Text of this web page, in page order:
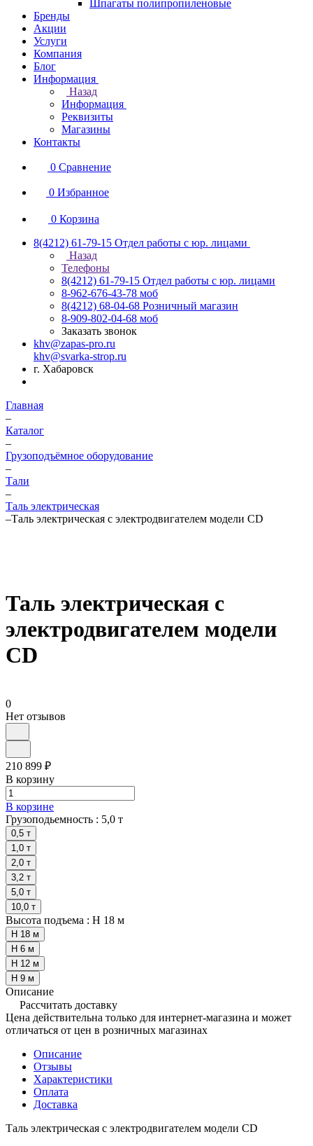
Шпагаты полипропиленовые
Бренды
Акции
Услуги
Компания
Блог
Информация
Назад
Информация
Реквизиты
Магазины
Контакты
0 Сравнение
0 Избранное
0 Корзина
8(4212) 61-79-15 Отдел работы с юр. лицами
Назад
Телефоны
8(4212) 61-79-15 Отдел работы с юр. лицами
8-962-676-43-78 моб
8(4212) 68-04-68 Розничный магазин
8-909-802-04-68 моб
Заказать звонок
khv@zapas-pro.ru
khv@svarka-strop.ru
г. Хабаровск
Главная
–
Каталог
–
Грузоподъёмное оборудование
–
Тали
–
Таль электрическая
–Таль электрическая с электродвигателем модели CD
Таль электрическая с
электродвигателем модели
CD
0
Нет отзывов
210 899 ₽
В корзину
В корзине
Грузоподьемность : 5,0 т
0,5 т
1,0 т
2,0 т
3,2 т
5,0 т
10,0 т
Высота подъема : H 18 м
H 18 м
H 6 м
H 12 м
H 9 м
Описание
Рассчитать доставку
Цена действительна только для интернет-магазина и может
отличаться от цен в розничных магазинах
Описание
Отзывы
Характеристики
Оплата
Доставка
Таль электрическая с электродвигателем модели CD